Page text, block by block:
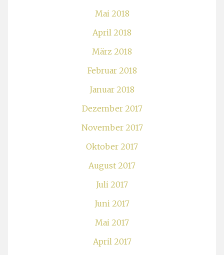
Mai 2018
April 2018
März 2018
Februar 2018
Januar 2018
Dezember 2017
November 2017
Oktober 2017
August 2017
Juli 2017
Juni 2017
Mai 2017
April 2017